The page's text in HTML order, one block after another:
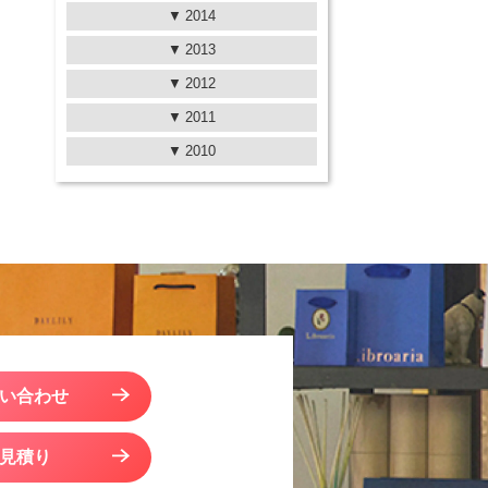
2014
2013
2012
2011
2010
合わせ
積り